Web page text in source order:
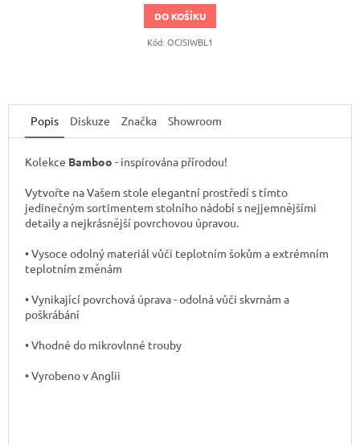
DO KOŠÍKU
Kód: OCISIWBL1
Popis Diskuze Značka Showroom
Kolekce Bamboo - inspirována přírodou!
Vytvořte na Vašem stole elegantní prostředí s tímto
jedinečným sortimentem stolního nádobí s nejjemnějšími
detaily a nejkrásnější povrchovou úpravou.
• Vysoce odolný materiál vůči teplotním šokům a extrémním
teplotním změnám
• Vynikající povrchová úprava - odolná vůči skvrnám a
poškrábání
• Vhodné do mikrovlnné trouby
• Vyrobeno v Anglii